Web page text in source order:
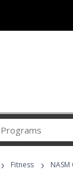
Career
Programs
› Fitness ›